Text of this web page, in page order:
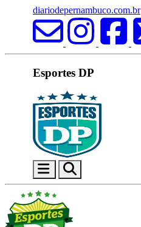
diariodepernambuco.com.br
Esportes DP